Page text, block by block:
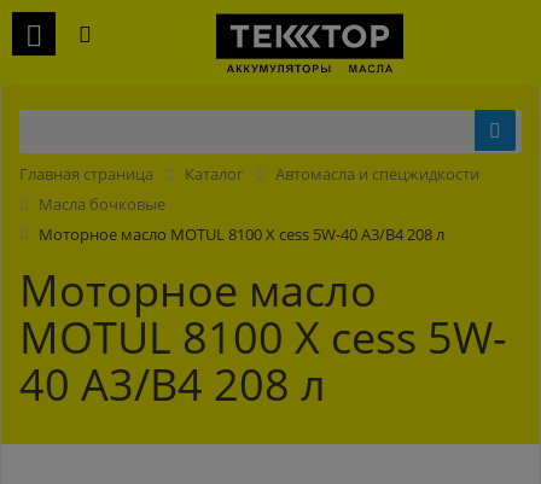
Главная страница Каталог
Автомасла и спецжидкости
Масла бочковые
Моторное масло MOTUL 8100 X cess 5W-40 A3/B4 208 л
Моторное масло
MOTUL 8100 X cess 5W-
40 A3/B4 208 л